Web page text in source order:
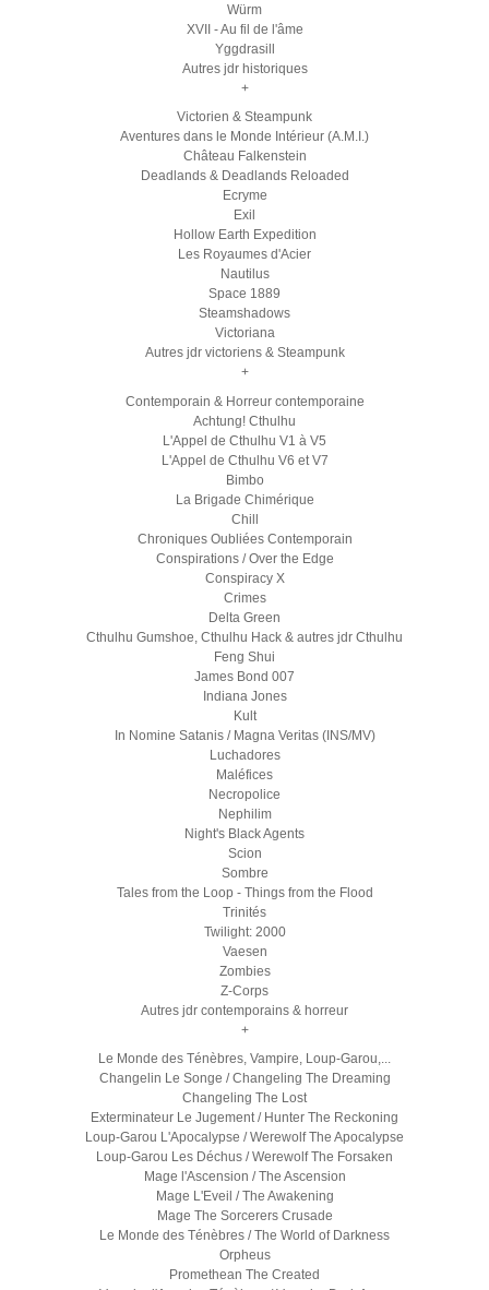
Würm
XVII - Au fil de l'âme
Yggdrasill
Autres jdr historiques
+
Victorien & Steampunk
Aventures dans le Monde Intérieur (A.M.I.)
Château Falkenstein
Deadlands & Deadlands Reloaded
Ecryme
Exil
Hollow Earth Expedition
Les Royaumes d'Acier
Nautilus
Space 1889
Steamshadows
Victoriana
Autres jdr victoriens & Steampunk
+
Contemporain & Horreur contemporaine
Achtung! Cthulhu
L'Appel de Cthulhu V1 à V5
L'Appel de Cthulhu V6 et V7
Bimbo
La Brigade Chimérique
Chill
Chroniques Oubliées Contemporain
Conspirations / Over the Edge
Conspiracy X
Crimes
Delta Green
Cthulhu Gumshoe, Cthulhu Hack & autres jdr Cthulhu
Feng Shui
James Bond 007
Indiana Jones
Kult
In Nomine Satanis / Magna Veritas (INS/MV)
Luchadores
Maléfices
Necropolice
Nephilim
Night's Black Agents
Scion
Sombre
Tales from the Loop - Things from the Flood
Trinités
Twilight: 2000
Vaesen
Zombies
Z-Corps
Autres jdr contemporains & horreur
+
Le Monde des Ténèbres, Vampire, Loup-Garou,...
Changelin Le Songe / Changeling The Dreaming
Changeling The Lost
Exterminateur Le Jugement / Hunter The Reckoning
Loup-Garou L'Apocalypse / Werewolf The Apocalypse
Loup-Garou Les Déchus / Werewolf The Forsaken
Mage l'Ascension / The Ascension
Mage L'Eveil / The Awakening
Mage The Sorcerers Crusade
Le Monde des Ténèbres / The World of Darkness
Orpheus
Promethean The Created